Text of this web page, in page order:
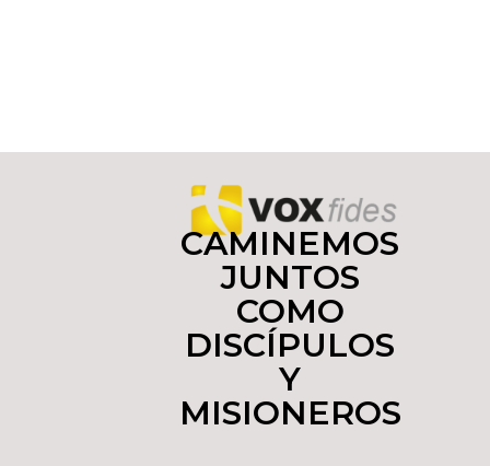
CAMINEMOS
JUNTOS
COMO
DISCÍPULOS
Y
MISIONEROS